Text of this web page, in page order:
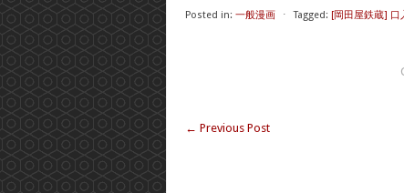
Posted in: 一般漫画 ⋅ Tagged: [岡田屋鉄蔵] 口
← Previous Post